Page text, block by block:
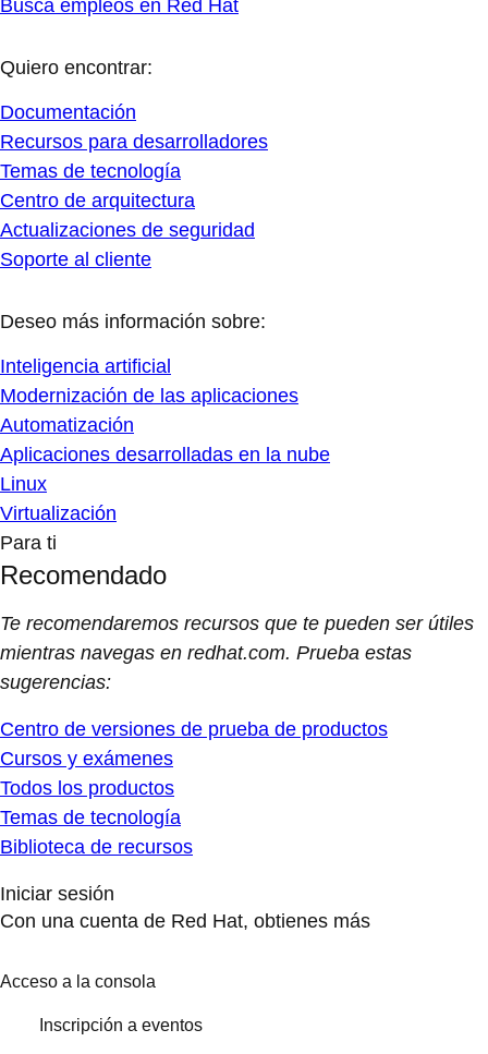
Busca empleos en Red Hat
Quiero encontrar:
Documentación
Recursos para desarrolladores
Temas de tecnología
Centro de arquitectura
Actualizaciones de seguridad
Soporte al cliente
Deseo más información sobre:
Inteligencia artificial
Modernización de las aplicaciones
Automatización
Aplicaciones desarrolladas en la nube
Linux
Virtualización
Para ti
Recomendado
Te recomendaremos recursos que te pueden ser útiles
mientras navegas en redhat.com. Prueba estas
sugerencias:
Centro de versiones de prueba de productos
Cursos y exámenes
Todos los productos
Temas de tecnología
Biblioteca de recursos
Iniciar sesión
Con una cuenta de Red Hat, obtienes más
Acceso a la consola
Inscripción a eventos